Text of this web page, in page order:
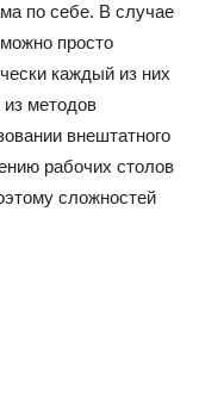
по себе. В случае
просто
каждый из них
методов
внештатного
рабочих столов
сложностей